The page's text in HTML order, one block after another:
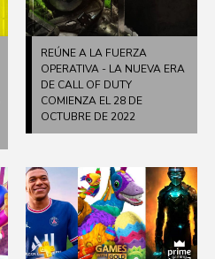
REÚNE A LA FUERZA
OPERATIVA - LA NUEVA ERA
DE CALL OF DUTY
COMIENZA EL 28 DE
OCTUBRE DE 2022